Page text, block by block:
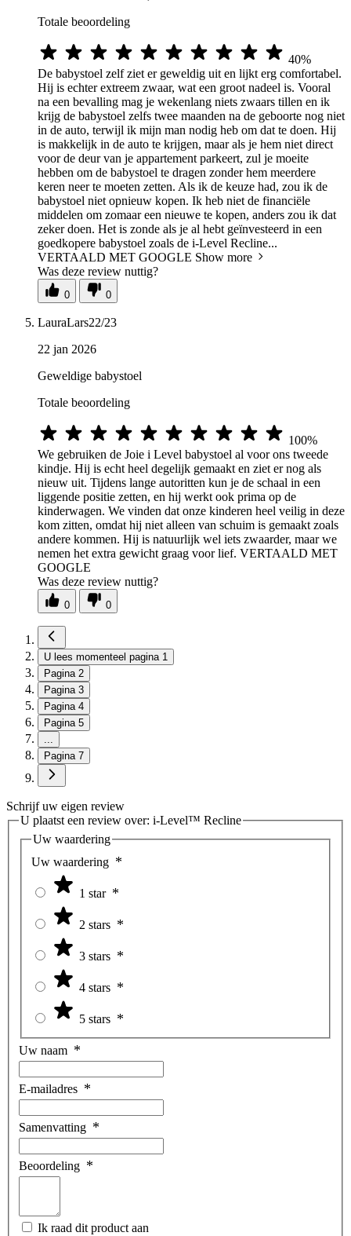
Totale beoordeling
40%
De babystoel zelf ziet er geweldig uit en lijkt erg comfortabel.
Hij is echter extreem zwaar, wat een groot nadeel is. Vooral
na een bevalling mag je wekenlang niets zwaars tillen en ik
krijg de babystoel zelfs twee maanden na de geboorte nog niet
in de auto, terwijl ik mijn man nodig heb om dat te doen. Hij
is makkelijk in de auto te krijgen, maar als je hem niet direct
voor de deur van je appartement parkeert, zul je moeite
hebben om de babystoel te dragen zonder hem meerdere
keren neer te moeten zetten. Als ik de keuze had, zou ik de
babystoel niet opnieuw kopen. Ik heb niet de financiële
middelen om zomaar een nieuwe te kopen, anders zou ik dat
zeker doen. Het is zonde als je al hebt geïnvesteerd in een
goedkopere babystoel zoals de i-Level Recline...
VERTAALD MET GOOGLE Show more
Was deze review nuttig?
0 0
LauraLars22/23
22 jan 2026
Geweldige babystoel
Totale beoordeling
100%
We gebruiken de Joie i Level babystoel al voor ons tweede
kindje. Hij is echt heel degelijk gemaakt en ziet er nog als
nieuw uit. Tijdens lange autoritten kun je de schaal in een
liggende positie zetten, en hij werkt ook prima op de
kinderwagen. We vinden dat onze kinderen heel veilig in deze
kom zitten, omdat hij niet alleen van schuim is gemaakt zoals
andere kommen. Hij is natuurlijk wel iets zwaarder, maar we
nemen het extra gewicht graag voor lief. VERTAALD MET
GOOGLE
Was deze review nuttig?
0 0
U lees momenteel pagina 1
Pagina 2
Pagina 3
Pagina 4
Pagina 5
Pagina 7
Schrijf uw eigen review
U plaatst een review over: i-Level™ Recline
Uw waardering
Uw waardering
1 star
2 stars
3 stars
4 stars
5 stars
Uw naam
E-mailadres
Samenvatting
Beoordeling
Ik raad dit product aan